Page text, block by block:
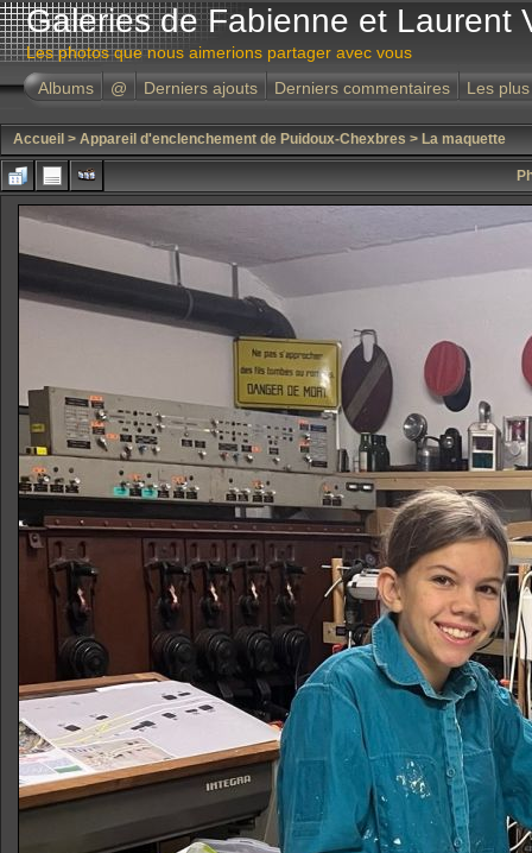
Galeries de Fabienne et Laurent
Les photos que nous aimerions partager avec vous
Albums
@ Derniers ajouts Derniers commentaires Les
Accueil > Appareil d'enclenchement de Puidoux-Chexbres > La maquette